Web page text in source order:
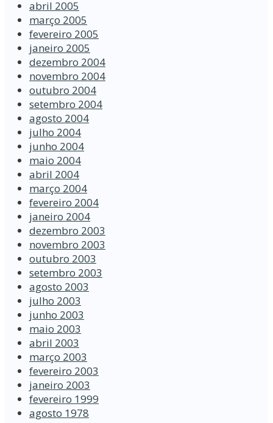
abril 2005
março 2005
fevereiro 2005
janeiro 2005
dezembro 2004
novembro 2004
outubro 2004
setembro 2004
agosto 2004
julho 2004
junho 2004
maio 2004
abril 2004
março 2004
fevereiro 2004
janeiro 2004
dezembro 2003
novembro 2003
outubro 2003
setembro 2003
agosto 2003
julho 2003
junho 2003
maio 2003
abril 2003
março 2003
fevereiro 2003
janeiro 2003
fevereiro 1999
agosto 1978